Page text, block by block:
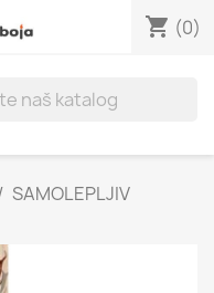
shopping_cart (0)
SAMOLEPLJIV